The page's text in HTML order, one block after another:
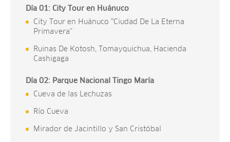
Día 01: City Tour en Huánuco
City Tour en Huánuco “Ciudad De La Eterna
Primavera”
Ruinas De Kotosh, Tomayquichua, Hacienda
Cashigaga
Día 02: Parque Nacional Tingo María
Cueva de las Lechuzas
Río Cueva
Mirador de Jacintillo y San Cristóbal